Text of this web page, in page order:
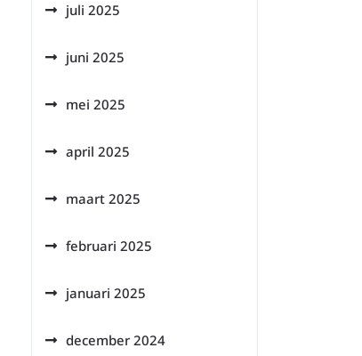
juli 2025
juni 2025
mei 2025
april 2025
maart 2025
februari 2025
januari 2025
december 2024